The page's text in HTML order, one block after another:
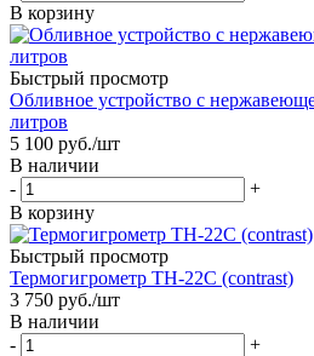
В корзину
Быстрый просмотр
Обливное устройство с
литров
5 100 руб./шт
В наличии
-
+
В корзину
Быстрый просмотр
Термогигрометр TH-22C (contrast)
3 750 руб./шт
В наличии
-
+